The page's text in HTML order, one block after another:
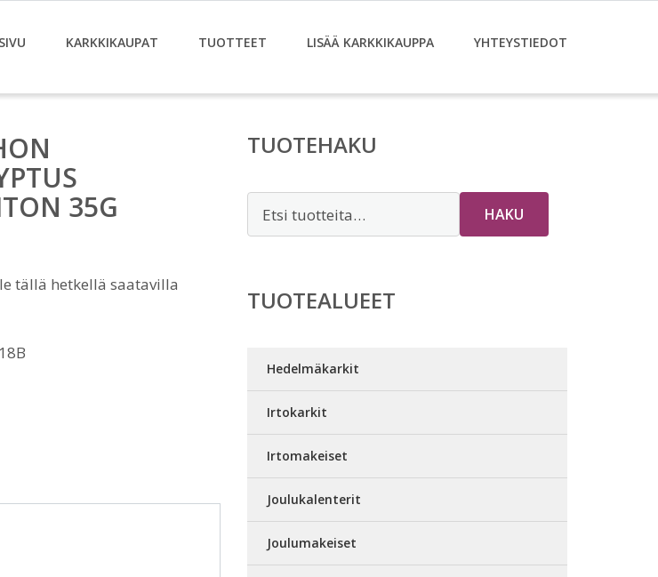
KARKKIKAUPAT TUOTTEET LISÄÄ KARKKIKAUPPA YHTEYSTIEDOT
35G
tällä hetkellä saatavilla
TUOTEHAKU
HAKU
TUOTEALUEET
Hedelmäkarkit
Irtokarkit
Irtomakeiset
Joulukalenterit
Joulumakeiset